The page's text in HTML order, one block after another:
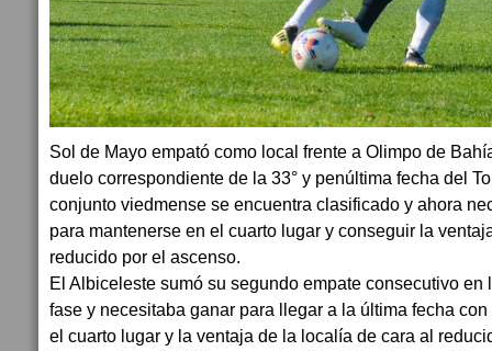
Sol de Mayo empató como local frente a Olimpo de
duelo correspondiente de la 33° y penúltima fecha del
conjunto viedmense se encuentra clasificado y ahora
para mantenerse en el cuarto lugar y conseguir la
reducido por el ascenso.
El Albiceleste sumó su segundo empate consecutivo en
fase y necesitaba ganar para llegar a la última fecha
el cuarto lugar y la ventaja de la localía de cara al